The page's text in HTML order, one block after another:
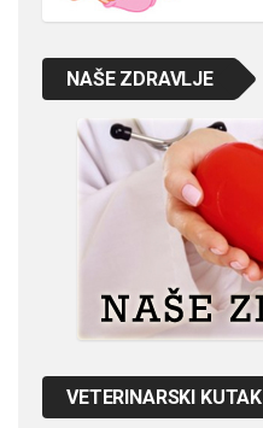
NAŠE ZDRAVLJE
VETERINARSKI KUTAK